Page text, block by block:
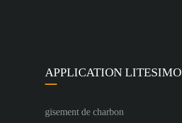
APPLICATION LITESIMO
gisement de charbon